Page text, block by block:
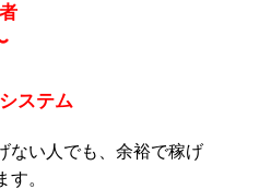
ステム
ない人でも、余裕で稼げ
す。